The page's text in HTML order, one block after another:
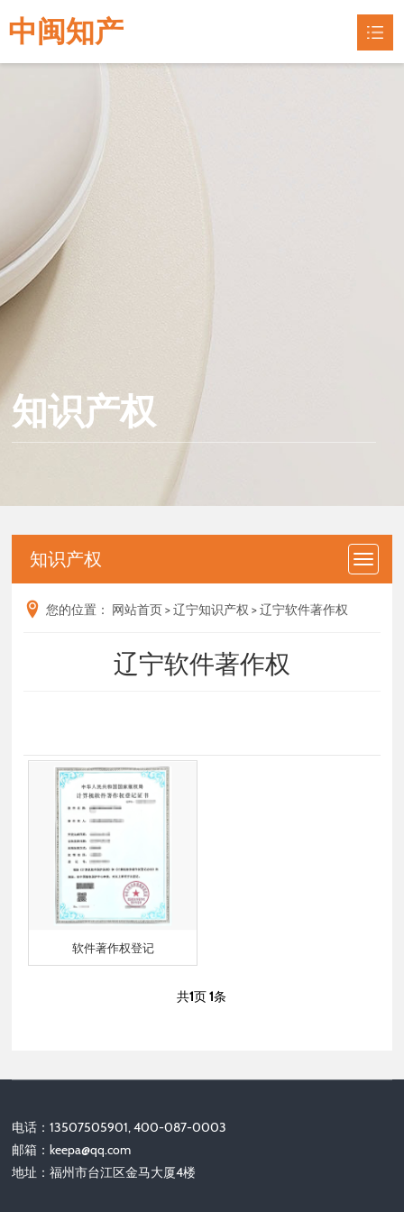
中闽知产
联系我们
企业认定
知识产权
知识产权
知识产权
您的位置： 网站首页>辽宁知识产权 >辽宁软件著作权
辽宁软件著作权
软件著作权登记
共1页1条
电话：13507505901, 400-087-0003
邮箱：keepa@qq.com
地址：福州市台江区金马大厦4楼